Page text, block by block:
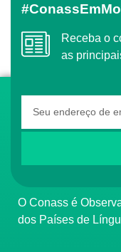
Receba o conteúdo semanal do Conass com
as
O Conass é Observador Consultivo da Comunidade
dos Países de